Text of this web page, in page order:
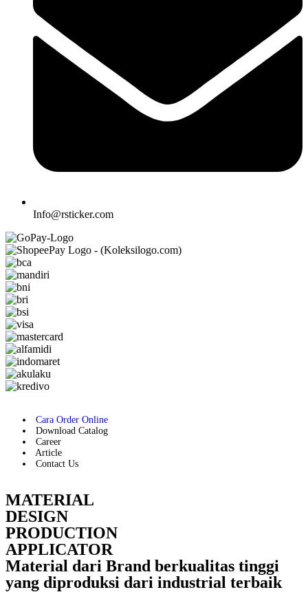
Info@rsticker.com
Cara Order Online
Download Catalog
Career
Article
Contact Us
MATERIAL
DESIGN
PRODUCTION
APPLICATOR
Material dari Brand berkualitas tinggi
yang diproduksi dari industrial terbaik